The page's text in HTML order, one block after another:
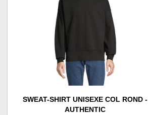
SWEAT-SHIRT UNISEXE COL ROND -
AUTHENTIC